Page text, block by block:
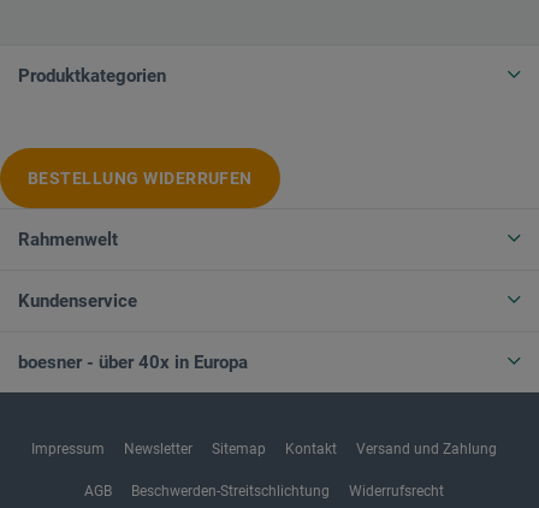
Produktkategorien
BESTELLUNG WIDERRUFEN
Rahmenwelt
Kundenservice
boesner - über 40x in Europa
Impressum Newsletter Sitemap Kontakt Versand und Zahlung
AGB Beschwerden-Streitschlichtung Widerrufsrecht